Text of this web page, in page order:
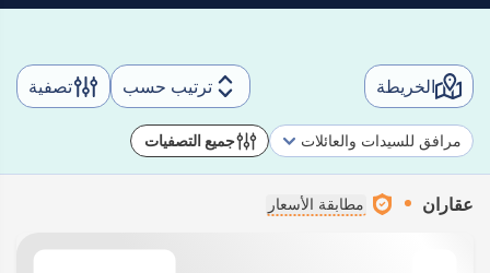
الخريطة ترتيب حسب تصفية
مرافق للسيدات والعائلات جميع التصفيات
عقاران مطابقة الأسعار